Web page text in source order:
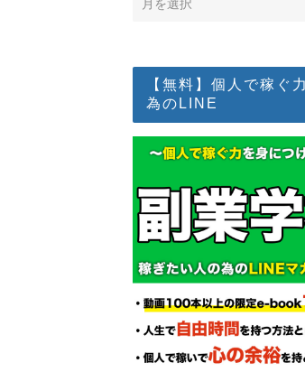
【無料】個人で稼ぐ
為のLINE